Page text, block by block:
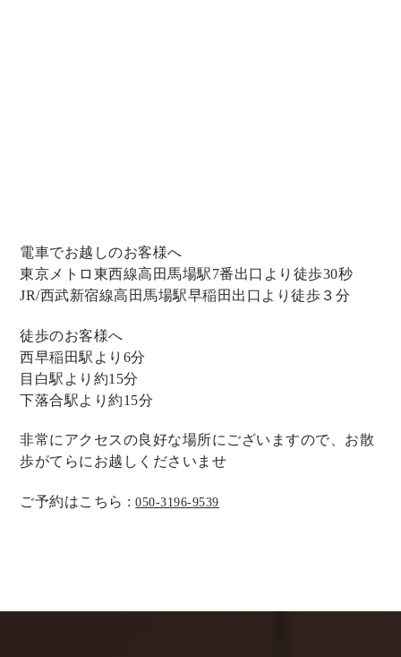
電車でお越しのお客様へ
東京メトロ東西線高田馬場駅7番出口より徒歩30秒
JR/西武新宿線高田馬場駅早稲田出口より徒歩３分
徒歩のお客様へ
西早稲田駅より6分
目白駅より約15分
下落合駅より約15分
非常にアクセスの良好な場所にございますので、お散
歩がてらにお越しくださいませ
ご予約はこちら :050-3196-9539